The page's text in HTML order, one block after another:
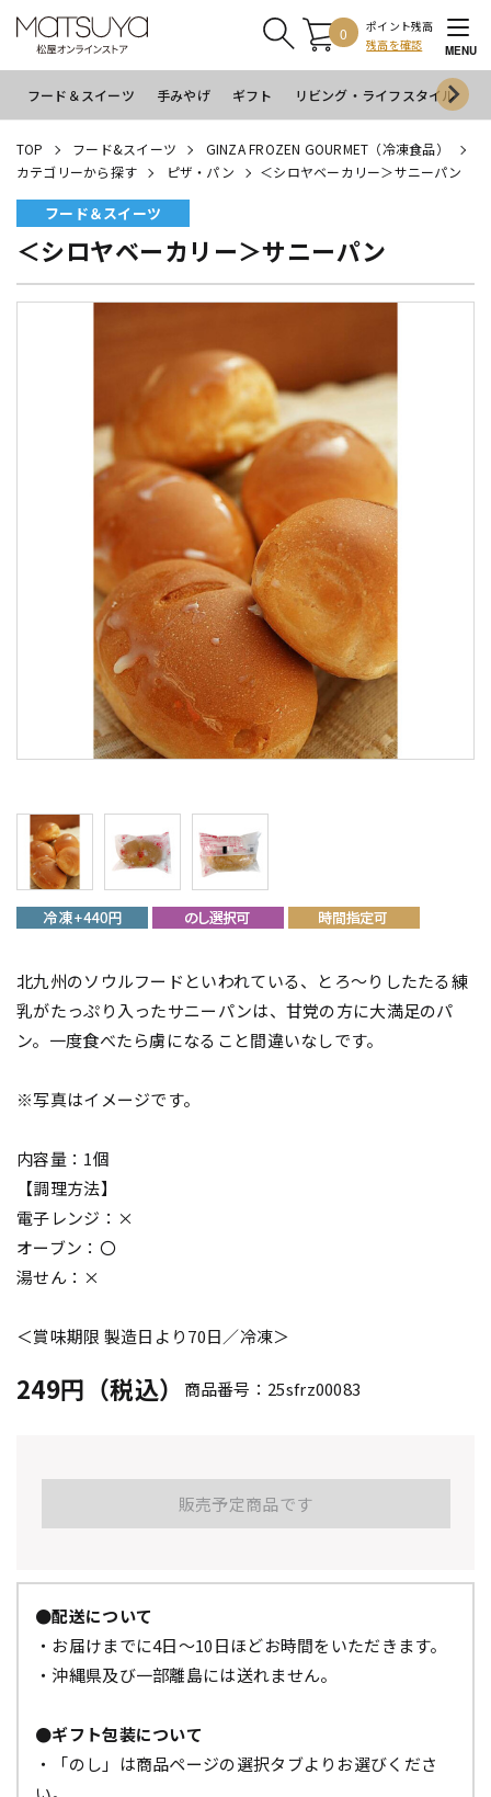
0
ポイント残高
残高を確認
MENU
フード＆スイーツ 手みやげ ギフト リビング・ライフスタイル
TOP フード&スイーツ
GINZA FROZEN GOURMET（冷凍食品）
カテゴリーから探す
ピザ・パン ＜シロヤベーカリー＞サニーパン
フード＆スイーツ
＜シロヤベーカリー＞サニーパン
北九州のソウルフードといわれている、とろ～りしたたる練
乳がたっぷり入ったサニーパンは、甘党の方に大満足のパ
ン。一度食べたら虜になること間違いなしです。
※写真はイメージです。
内容量：1個
【調理方法】
電子レンジ：×
オーブン：〇
湯せん：×
＜賞味期限 製造日より70日／冷凍＞
249円（税込） 商品番号：25sfrz00083
販売予定商品です
●配送について
・お届けまでに4日～10日ほどお時間をいただきます。
・沖縄県及び一部離島には送れません。
●ギフト包装について
・「のし」は商品ページの選択タブよりお選びくださ